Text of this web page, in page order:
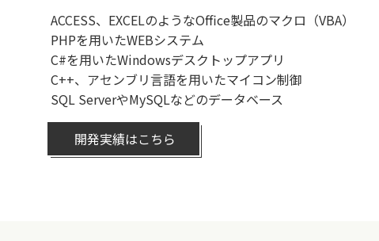
ACCESS、EXCELのようなOffice製品のマクロ（VBA）
PHPを用いたWEBシステム
C#を用いたWindowsデスクトップアプリ
C++、アセンブリ言語を用いたマイコン制御
SQL ServerやMySQLなどのデータベース
開発実績はこちら